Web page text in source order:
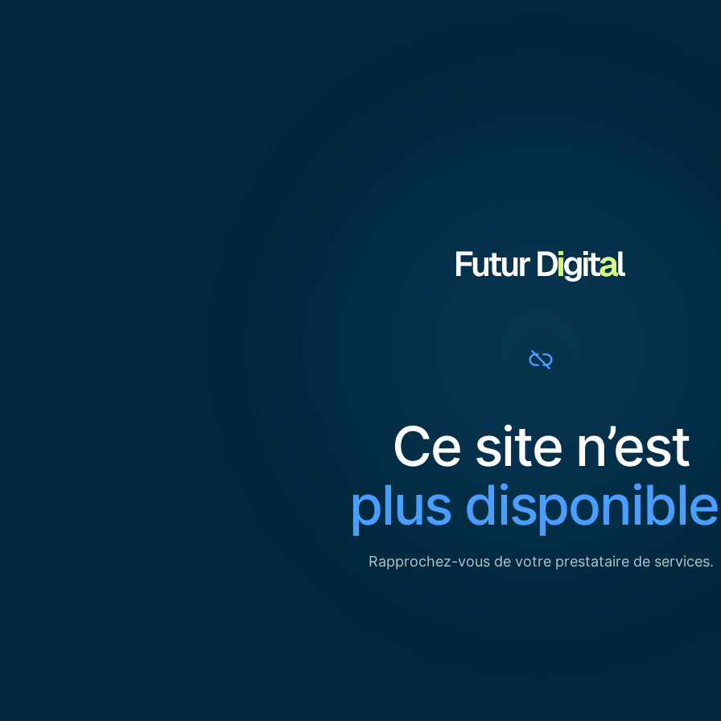
Ce site n’est
plus
Rapprochez-vous de votre prestataire de services.